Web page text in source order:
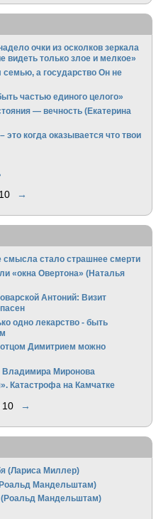
очки из осколков зеркала
только злое и мелкое»
а государство Он не
частью единого целого»
— вечность (Екатерина
когда оказывается что твои
→
стало страшнее смерти
«окна Овертона» (Наталья
Антоний: Визит
одно лекарство - быть
Димитрием можно
Миронова
Катастрофа на Камчатке
10 →
(Лариса Миллер)
Мандельштам)
(Роальд Мандельштам)